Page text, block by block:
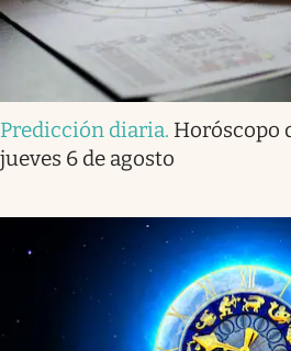
Predicción diaria. Horóscopo
jueves 6 de agosto